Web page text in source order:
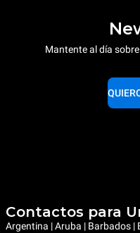
Mantente al día
Contactos para
Argentina | Aruba | Barbados |